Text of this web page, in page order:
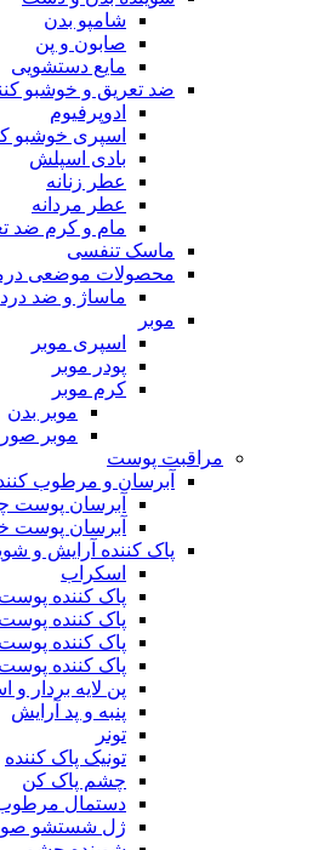
شامپو بدن
صابون و پن
مایع دستشویی
ضد تعریق و خوشبو
ادوپرفیوم
اسپری خوشبو
بادی اسپلش
عطر زنانه
عطر مردانه
مام و کرم ضد
ماسک تنفسی
محصولات موضعی
ماساژ و ضد درد
موبر
اسپری موبر
پودر موبر
کرم موبر
موبر بدن
موبر
مراقبت پوست
آبرسان و مرطوب
آبرسان پوست
آبرسان
پاک کننده آرایش و
اسکراب
پاک کننده
پاک کننده
پاک کننده
پاک کننده
پن لایه بردار و
پنبه و پد آرایش
تونر
تونیک پاک کننده
چشم پاک کن
دستمال
ژل شستشو